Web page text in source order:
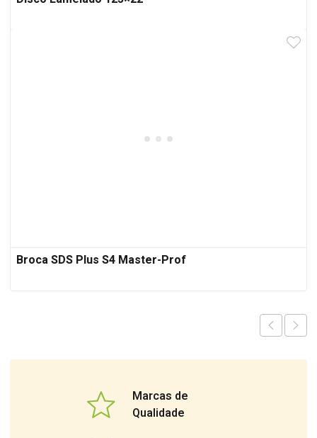
Broca SDS Plus S4 Master-Prof
Marcas de
Qualidade